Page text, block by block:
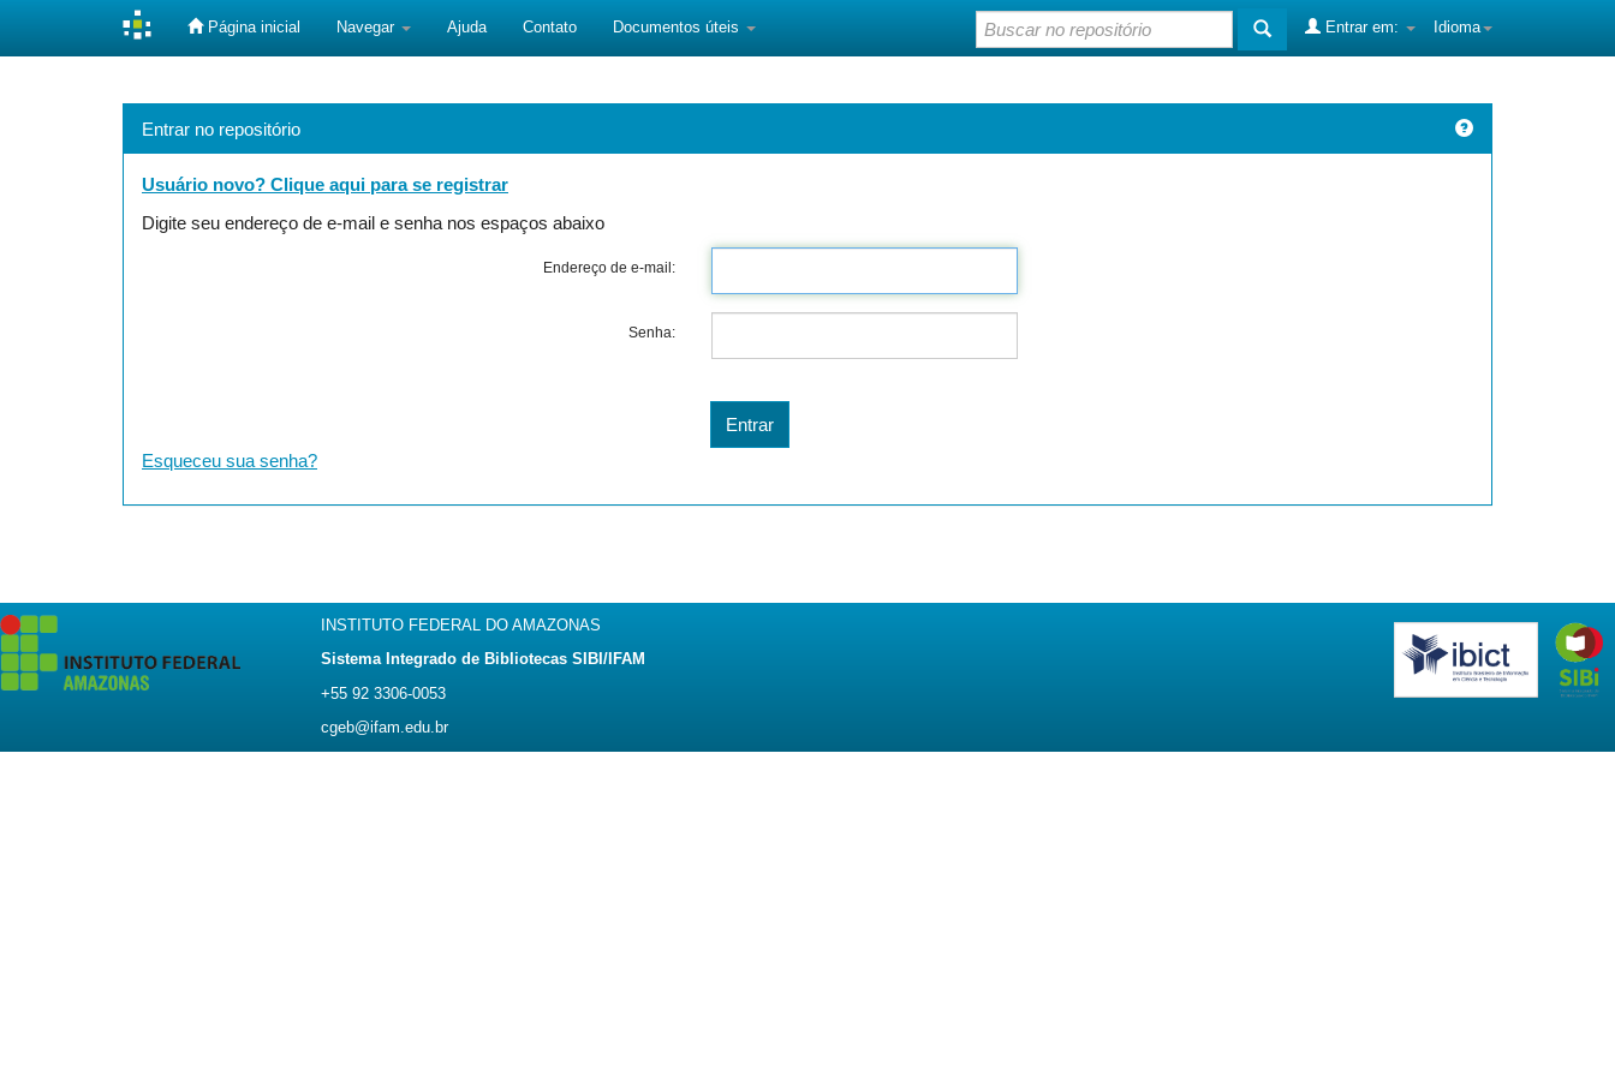
Página inicial Navegar Ajuda Contato Documentos úteis Idioma
Entrar em:
Entrar no repositório
Usuário novo? Clique aqui para se registrar
Digite seu endereço de e-mail e senha nos espaços abaixo
Endereço de e-mail:
Senha:
Esqueceu sua senha?
INSTITUTO FEDERAL DO AMAZONAS
Sistema Integrado de Bibliotecas SIBI/IFAM
+55 92 3306-0053
cgeb@ifam.edu.br